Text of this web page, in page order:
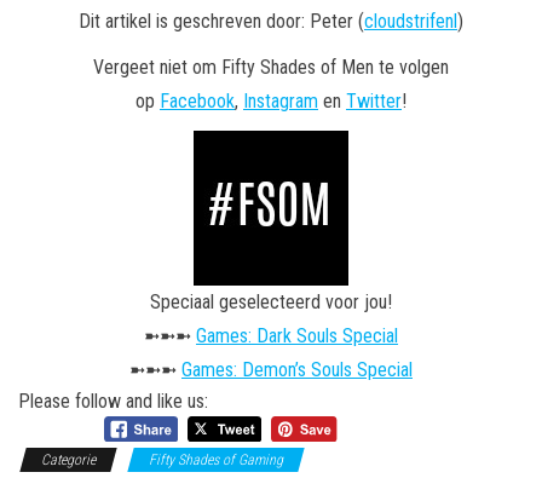
Dit artikel is geschreven door: Peter (cloudstrifenl)
Vergeet niet om Fifty Shades of Men te volgen
op Facebook, Instagram en Twitter!
Speciaal geselecteerd voor jou!
➼➼➼ Games: Dark Souls Special
➼➼➼ Games: Demon’s Souls Special
Please follow and like us:
Categorie Fifty Shades of Gaming